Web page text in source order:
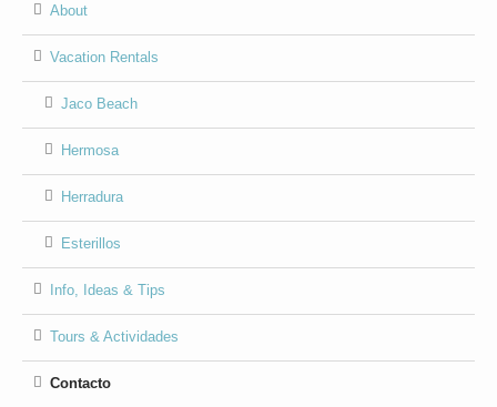
About
Vacation Rentals
Jaco Beach
Hermosa
Herradura
Esterillos
Info, Ideas & Tips
Tours & Actividades
Contacto